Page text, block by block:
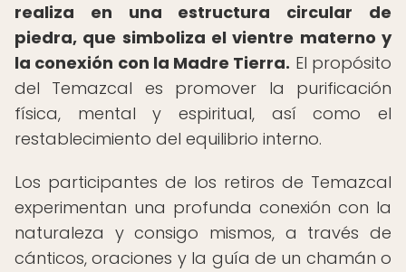
realiza en una estructura circular de
piedra, que simboliza el vientre materno y
la conexión con la Madre Tierra. El propósito
del Temazcal es promover la purificación
física, mental y espiritual, así como el
restablecimiento del equilibrio interno.
Los participantes de los retiros de Temazcal
experimentan una profunda conexión con la
naturaleza y consigo mismos, a través de
cánticos, oraciones y la guía de un chamán o